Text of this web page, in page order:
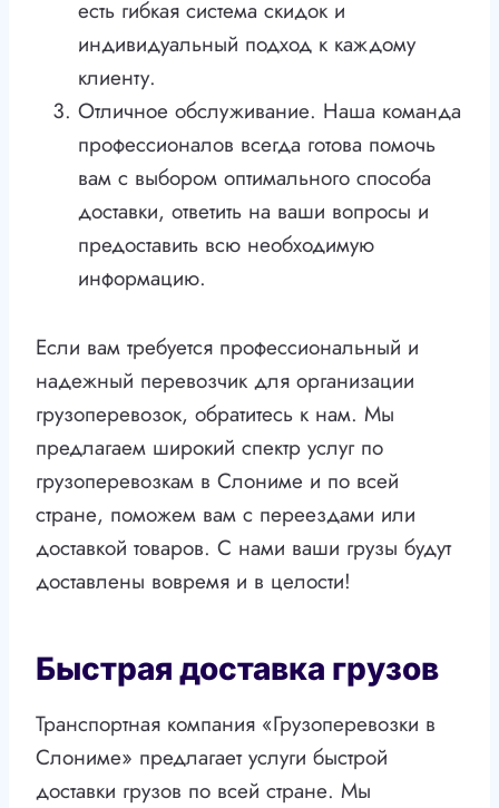
есть гибкая система скидок и
индивидуальный подход к каждому
клиенту.
Отличное обслуживание. Наша команда
профессионалов всегда готова помочь
вам с выбором оптимального способа
доставки, ответить на ваши вопросы и
предоставить всю необходимую
информацию.
Если вам требуется профессиональный и
надежный перевозчик для организации
грузоперевозок, обратитесь к нам. Мы
предлагаем широкий спектр услуг по
грузоперевозкам в Слониме и по всей
стране, поможем вам с переездами или
доставкой товаров. С нами ваши грузы будут
доставлены вовремя и в целости!
Быстрая доставка грузов
Транспортная компания «Грузоперевозки в
Слониме» предлагает услуги быстрой
доставки грузов по всей стране. Мы